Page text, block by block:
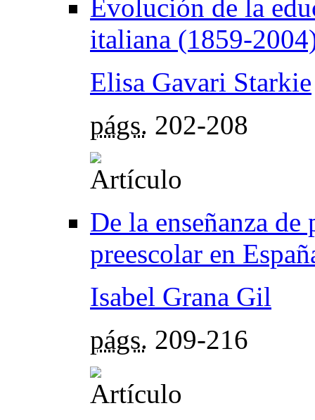
Evolución de la
italiana (1859-
Elisa Gavari Starkie
págs. 202-208
De la enseñanza
preescolar en
Isabel Grana Gil
págs. 209-216